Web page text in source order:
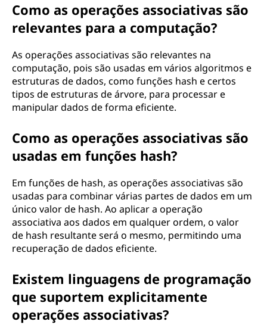
Como as operações associativas são
relevantes para a computação?
As operações associativas são relevantes na
computação, pois são usadas em vários algoritmos e
estruturas de dados, como funções hash e certos
tipos de estruturas de árvore, para processar e
manipular dados de forma eficiente.
Como as operações associativas são
usadas em funções hash?
Em funções de hash, as operações associativas são
usadas para combinar várias partes de dados em um
único valor de hash. Ao aplicar a operação
associativa aos dados em qualquer ordem, o valor
de hash resultante será o mesmo, permitindo uma
recuperação de dados eficiente.
Existem linguagens de programação
que suportem explicitamente
operações associativas?